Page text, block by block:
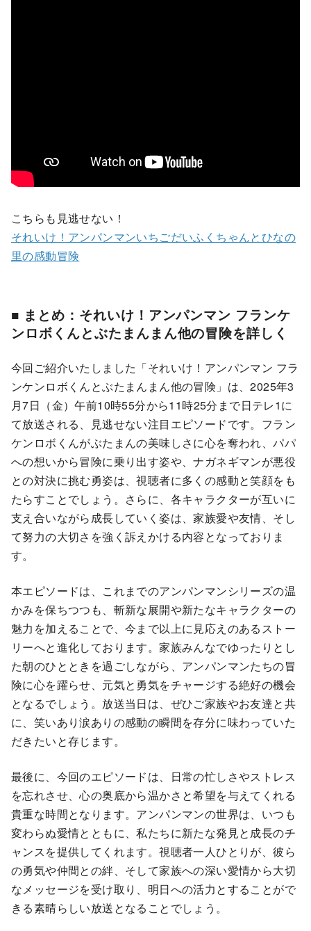
こちらも見逃せない！
それいけ！アンパンマンいちごだいふくちゃんとひなの
里の感動冒険
■ まとめ：それいけ！アンパンマン フランケ
ンロボくんとぶたまんまん他の冒険を詳しく
今回ご紹介いたしました「それいけ！アンパンマン フラ
ンケンロボくんとぶたまんまん他の冒険」は、2025年3
月7日（金）午前10時55分から11時25分まで日テレ1に
て放送される、見逃せない注目エピソードです。フラン
ケンロボくんがぶたまんの美味しさに心を奪われ、パパ
への想いから冒険に乗り出す姿や、ナガネギマンが悪役
との対決に挑む勇姿は、視聴者に多くの感動と笑顔をも
たらすことでしょう。さらに、各キャラクターが互いに
支え合いながら成長していく姿は、家族愛や友情、そし
て努力の大切さを強く訴えかける内容となっておりま
す。
本エピソードは、これまでのアンパンマンシリーズの温
かみを保ちつつも、斬新な展開や新たなキャラクターの
魅力を加えることで、今まで以上に見応えのあるストー
リーへと進化しております。家族みんなでゆったりとし
た朝のひとときを過ごしながら、アンパンマンたちの冒
険に心を躍らせ、元気と勇気をチャージする絶好の機会
となるでしょう。放送当日は、ぜひご家族やお友達と共
に、笑いあり涙ありの感動の瞬間を存分に味わっていた
だきたいと存じます。
最後に、今回のエピソードは、日常の忙しさやストレス
を忘れさせ、心の奥底から温かさと希望を与えてくれる
貴重な時間となります。アンパンマンの世界は、いつも
変わらぬ愛情とともに、私たちに新たな発見と成長のチ
ャンスを提供してくれます。視聴者一人ひとりが、彼ら
の勇気や仲間との絆、そして家族への深い愛情から大切
なメッセージを受け取り、明日への活力とすることがで
きる素晴らしい放送となることでしょう。